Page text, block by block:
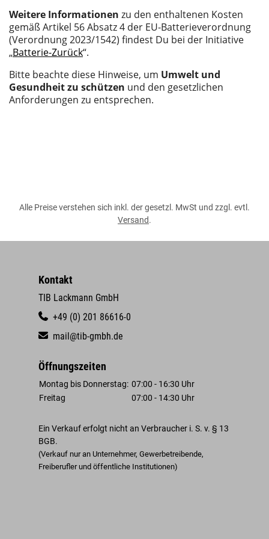
Weitere Informationen zu den enthaltenen Kosten
gemäß Artikel 56 Absatz 4 der EU-Batterieverordnung
(Verordnung 2023/1542) findest Du bei der Initiative
„Batterie-Zurück“.
Bitte beachte diese Hinweise, um Umwelt und
Gesundheit zu schützen und den gesetzlichen
Anforderungen zu entsprechen.
Alle Preise verstehen sich inkl. der gesetzl. MwSt und zzgl. evtl.
Versand.
Kontakt
TIB Lackmann GmbH
+49 (0) 201 86616-0
mail@tib-gmbh.de
Öffnungszeiten
Montag bis Donnerstag: 07:00 - 16:30 Uhr
Freitag
07:00 - 14:30 Uhr
Ein Verkauf erfolgt nicht an Verbraucher i. S. v. § 13
BGB.
(Verkauf nur an Unternehmer, Gewerbetreibende,
Freiberufler und öffentliche Institutionen)